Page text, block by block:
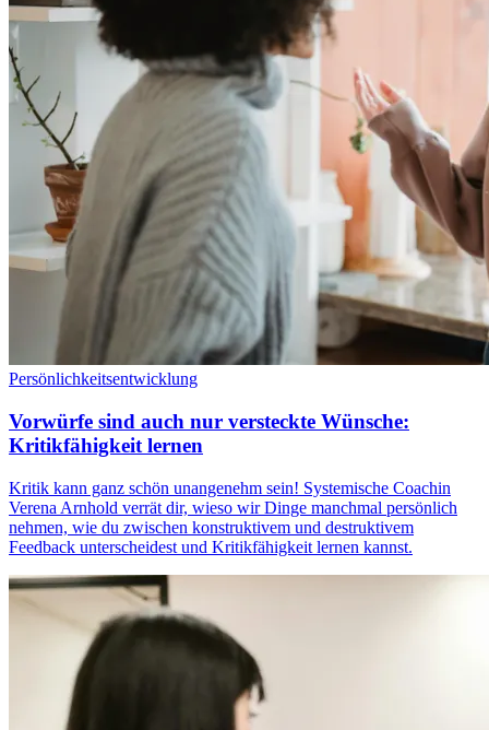
Persönlichkeitsentwicklung
Vorwürfe sind auch nur versteckte Wünsche:
Kritikfähigkeit lernen
Kritik kann ganz schön unangenehm sein! Systemische Coachin
Verena Arnhold verrät dir, wieso wir Dinge manchmal persönlich
nehmen, wie du zwischen konstruktivem und destruktivem
Feedback unterscheidest und Kritikfähigkeit lernen kannst.